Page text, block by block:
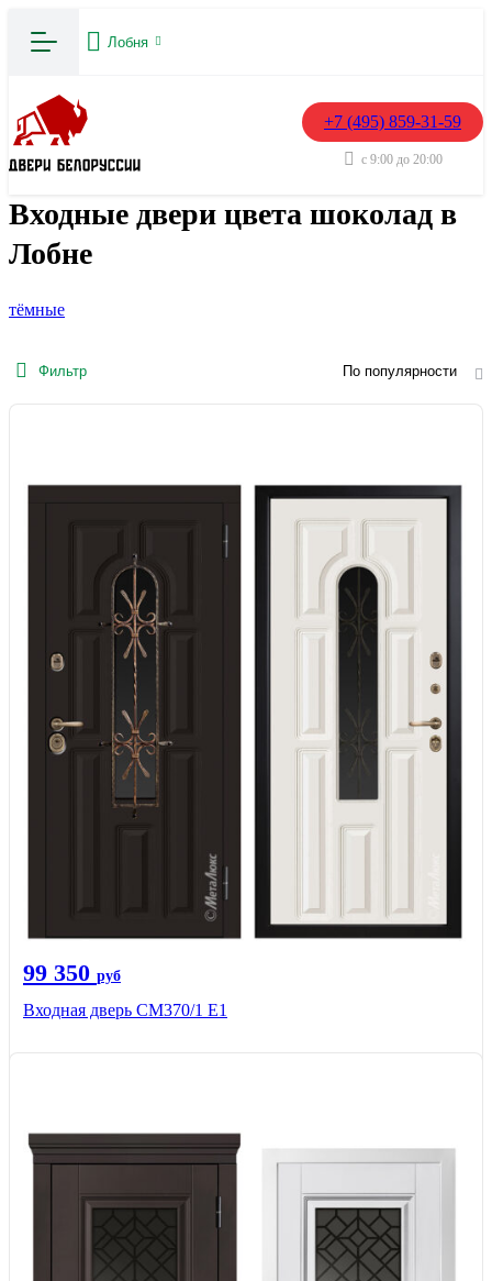
Лобня
+7 (495) 859-31-59
с 9:00 до 20:00
Входные двери цвета шоколад в
Лобне
тёмные
Фильтр По популярности
99 350 руб
Входная дверь СМ370/1 Е1